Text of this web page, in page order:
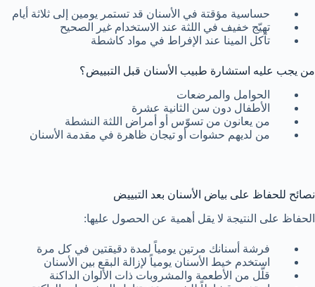
حساسية مؤقتة في الأسنان قد تستمر يومين إلى ثلاثة أيام
تهيّج خفيف في اللثة عند الاستخدام غير الصحيح
تآكل المينا عند الإفراط في مواد كاشطة
من يجب عليه استشارة طبيب الأسنان قبل التبييض؟
الحوامل والمرضعات
الأطفال دون سن الثانية عشرة
من يعانون من تسوّس أو أمراض اللثة النشطة
من لديهم حشوات أو تيجان ظاهرة في مقدمة الأسنان
نصائح للحفاظ على بياض الأسنان بعد التبييض
الحفاظ على النتيجة لا يقل أهمية عن الحصول عليها:
فرشة أسنانك مرتين يومياً لمدة دقيقتين في كل مرة
استخدم خيط الأسنان يومياً لإزالة البقع بين الأسنان
قلّل من الأطعمة والمشروبات ذات الألوان الداكنة